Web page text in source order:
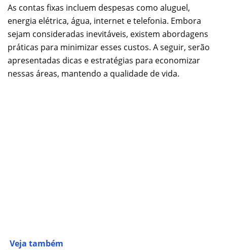
As contas fixas incluem despesas como aluguel,
energia elétrica, água, internet e telefonia. Embora
sejam consideradas inevitáveis, existem abordagens
práticas para minimizar esses custos. A seguir, serão
apresentadas dicas e estratégias para economizar
nessas áreas, mantendo a qualidade de vida.
Veja também